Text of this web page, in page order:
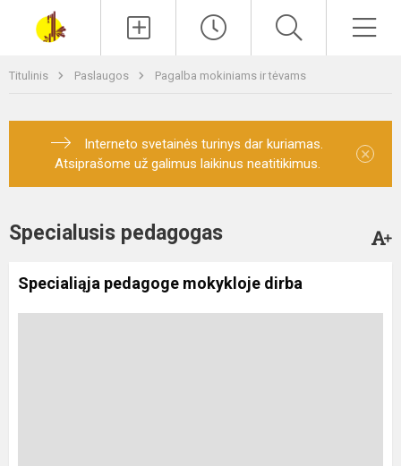
Titulinis Paslaugos Pagalba mokiniams ir tėvams
Interneto svetainės turinys dar kuriamas.
Atsiprašome už galimus laikinus neatitikimus.
×
Specialusis pedagogas
Specialiąja pedagoge mokykloje dirba